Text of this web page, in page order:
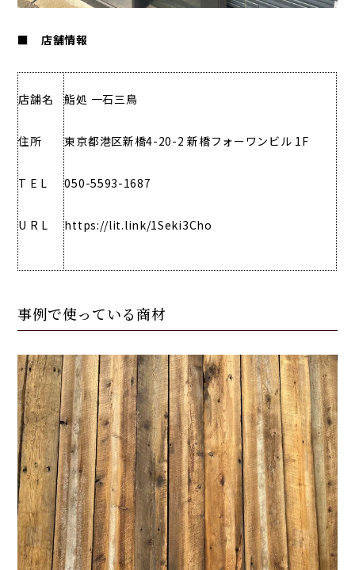
■ 店舗情報
店舗名
住所
T E L
U R L
鮨処 一石三鳥
東京都港区新橋4-20-2 新橋フォーワンビル 1F
050-5593-1687
https://lit.link/1Seki3Cho
事例で使っている商材